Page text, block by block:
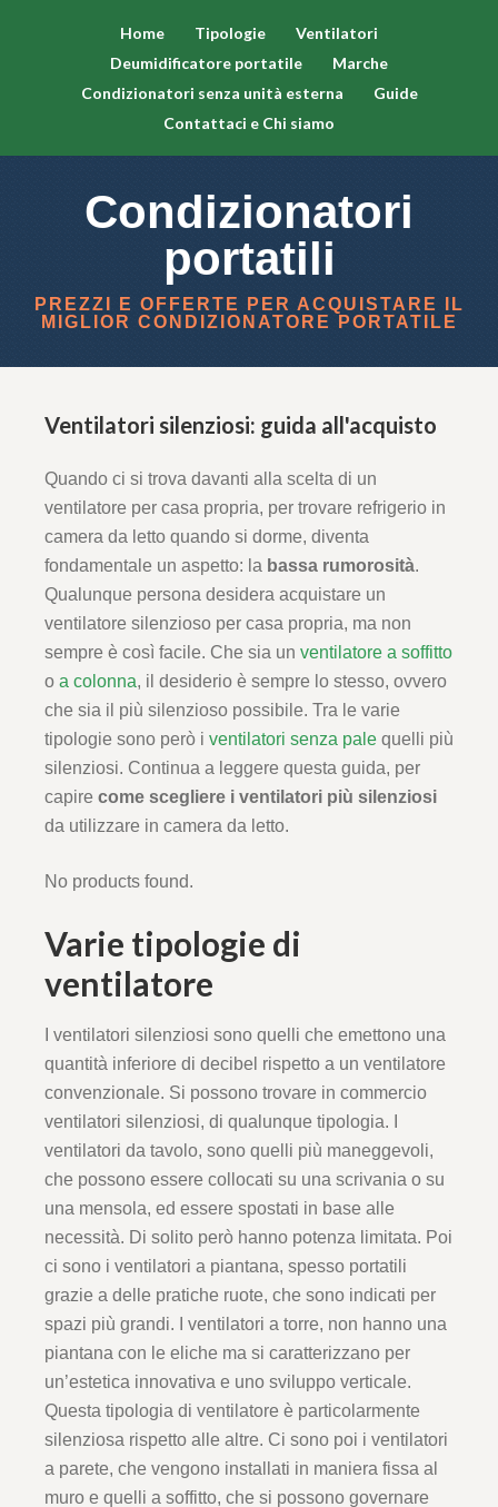
Home Tipologie
Ventilatori
Deumidificatore portatile
Marche
Condizionatori senza unità esterna
Guide
Contattaci e Chi siamo
Condizionatori
portatili
PREZZI E OFFERTE PER ACQUISTARE IL
MIGLIOR CONDIZIONATORE PORTATILE
Ventilatori silenziosi: guida all'acquisto
Quando ci si trova davanti alla scelta di un
ventilatore per casa propria, per trovare refrigerio in
camera da letto quando si dorme, diventa
fondamentale un aspetto: la bassa rumorosità.
Qualunque persona desidera acquistare un
ventilatore silenzioso per casa propria, ma non
sempre è così facile. Che sia un ventilatore a soffitto
o a colonna, il desiderio è sempre lo stesso, ovvero
che sia il più silenzioso possibile. Tra le varie
tipologie sono però i ventilatori senza pale quelli più
silenziosi. Continua a leggere questa guida, per
capire come scegliere i ventilatori più silenziosi
da utilizzare in camera da letto.
No products found.
Varie tipologie di
ventilatore
I ventilatori silenziosi sono quelli che emettono una
quantità inferiore di decibel rispetto a un ventilatore
convenzionale. Si possono trovare in commercio
ventilatori silenziosi, di qualunque tipologia. I
ventilatori da tavolo, sono quelli più maneggevoli,
che possono essere collocati su una scrivania o su
una mensola, ed essere spostati in base alle
necessità. Di solito però hanno potenza limitata. Poi
ci sono i ventilatori a piantana, spesso portatili
grazie a delle pratiche ruote, che sono indicati per
spazi più grandi. I ventilatori a torre, non hanno una
piantana con le eliche ma si caratterizzano per
un’estetica innovativa e uno sviluppo verticale.
Questa tipologia di ventilatore è particolarmente
silenziosa rispetto alle altre. Ci sono poi i ventilatori
a parete, che vengono installati in maniera fissa al
muro e quelli a soffitto, che si possono governare